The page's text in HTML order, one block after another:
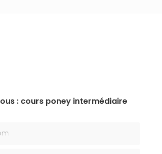
: cours poney intermédiaire